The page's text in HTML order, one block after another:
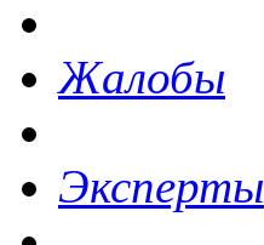
Жалобы
Эксперты